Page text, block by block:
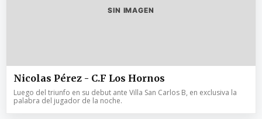
SIN IMAGEN
Nicolas Pérez - C.F Los Hornos
Luego del triunfo en su debut ante Villa San Carlos B, en exclusiva la
palabra del jugador de la noche.